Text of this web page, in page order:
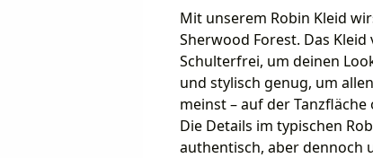
Mit unserem Robin Kleid
Sherwood Forest. Das
Schulterfrei, um deinen
und stylisch genug, um
meinst – auf der
Die Details im typischen
authentisch, aber dennoch